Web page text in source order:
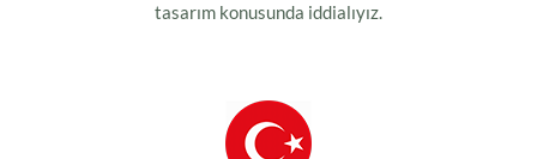
tasarım konusunda iddialıyız.